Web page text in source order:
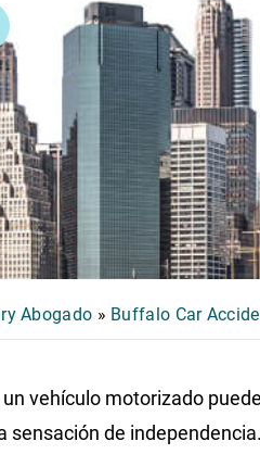
Abogado » Buffalo Car
vehículo motorizado
sensación de